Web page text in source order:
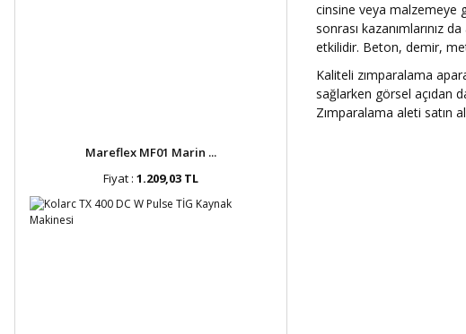
Mareflex MF01 Marin ...
Fiyat : 1.209,03 TL
cinsine veya malzemeye
sonrası kazanımlarınız
etkilidir. Beton, demir,
Kaliteli zımparalama
sağlarken görsel açıdan
Zımparalama aleti satın